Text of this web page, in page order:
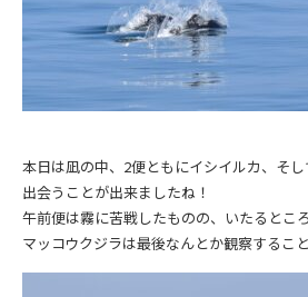
本日は凪の中、2便ともにイシイルカ、そ
出会うことが出来ましたね！
午前便は霧に苦戦したものの、いたるとこ
マッコウクジラは最後なんとか観察するこ